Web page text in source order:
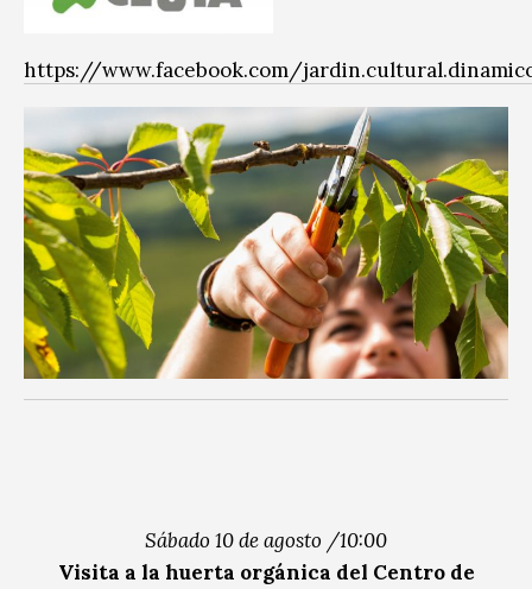
https://www.facebook.com/
Sábado 10 de agosto /10:00
Visita a la huerta orgánica del Centro de